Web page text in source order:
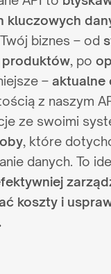
kluczowych
biznes – od
produktów, po
–aktualne
z naszym
ze swoimi
, które
danych. To
koszty i